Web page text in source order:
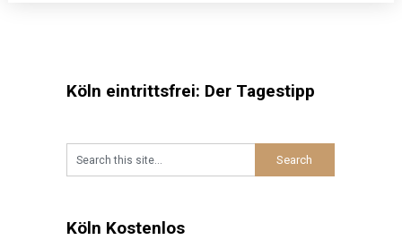
Köln eintrittsfrei: Der Tagestipp
Köln Kostenlos